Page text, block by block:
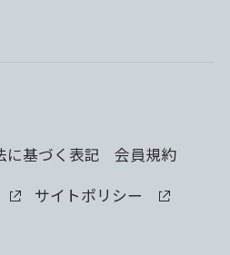
に基づく表記
会員規約
サイトポリシー